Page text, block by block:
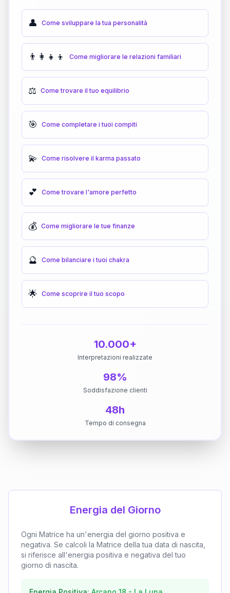
👤 Come sviluppare la tua personalità
👨‍👩‍👧‍👦 Come migliorare le relazioni familiari
⚖️ Come trovare il tuo equilibrio
🎯 Come completare i tuoi compiti
💫 Come risolvere il karma passato
💕 Come trovare l'amore perfetto
💰 Come migliorare le tue finanze
🔮 Come bilanciare i tuoi chakra
🌟 Come scoprire il tuo scopo
10.000+
Interpretazioni realizzate
98%
Soddisfazione clienti
48h
Tempo di consegna
Energia del Giorno
Ogni Matrice ha un'energia del giorno positiva e
negativa. Se calcoli la Matrice della tua data di nascita,
si riferisce all'energia positiva e negativa del tuo
giorno di nascita.